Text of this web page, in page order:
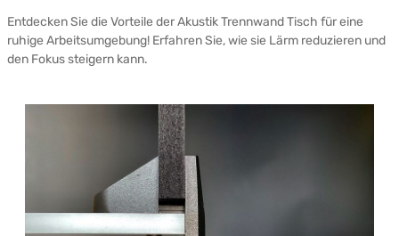
Entdecken Sie die Vorteile der Akustik Trennwand Tisch für eine
ruhige Arbeitsumgebung! Erfahren Sie, wie sie Lärm reduzieren und
den Fokus steigern kann.
Bildergalerie überspringen